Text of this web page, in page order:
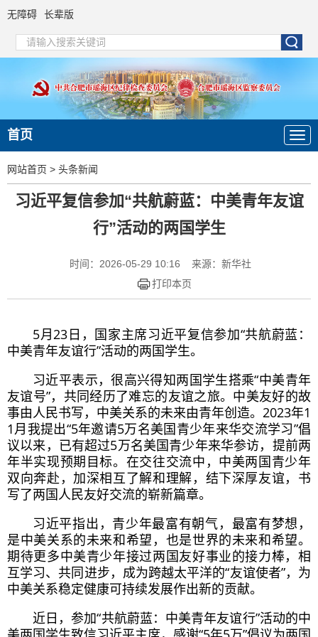
无障碍 长辈版
首页
网站首页 > 头条新闻
习近平复信参加“共航蔚蓝：中美青年友谊
行”活动的两国学生
时间：2026-05-29 10:16
来源：新华社
打印本页
5月23日，国家主席习近平复信参加“共航蔚蓝：
中美青年友谊行”活动的两国学生。
习近平表示，很高兴得知两国学生搭乘“中美青年
友谊号”，共同经历了难忘的友谊之旅。中美友好的故
事由人民书写，中美关系的未来由青年创造。2023年1
1月我提出“5年邀请5万名美国青少年来华交流学习”倡
议以来，已有超过5万名美国青少年来华参访，提前两
年半实现预期目标。在交往交流中，中美两国青少年
双向奔赴，加深相互了解和理解，结下深厚友谊，书
写了两国人民友好交流的崭新篇章。
习近平指出，青少年最富有朝气，最富有梦想，
是中美关系的未来和希望，也是世界的未来和希望。
期待更多中美青少年接过两国友好事业的接力棒，相
互学习、共同进步，成为跨越太平洋的“友谊使者”，为
中美关系稳定健康可持续发展作出新的贡献。
近日，参加“共航蔚蓝：中美青年友谊行”活动的中